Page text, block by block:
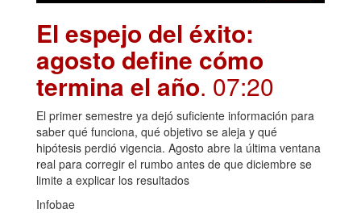
El espejo del éxito:
agosto define cómo
termina el año. 07:20
El primer semestre ya dejó suficiente información para
saber qué funciona, qué objetivo se aleja y qué
hipótesis perdió vigencia. Agosto abre la última ventana
real para corregir el rumbo antes de que diciembre se
limite a explicar los resultados
Infobae